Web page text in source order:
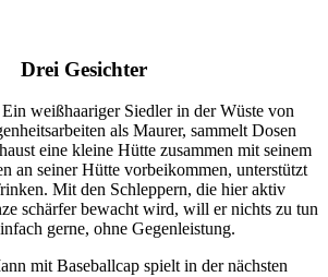
Drei Gesichter
weißhaariger Siedler in der Wüste von
als Maurer, sammelt Dosen
eine kleine Hütte zusammen mit seinem
an seiner Hütte vorbeikommen, unterstützt
Mit den Schleppern, die hier aktiv
schärfer bewacht wird, will er nichts zu tun
gerne, ohne Gegenleistung.
mit Baseballcap spielt in der nächsten